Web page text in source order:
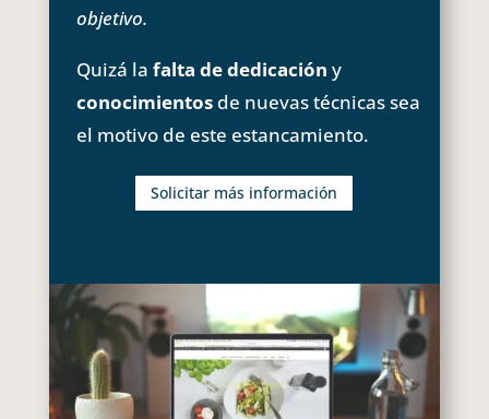
objetivo.
Quizá la falta de dedicación y
conocimientosde nuevas técnicas sea
el motivo de este estancamiento.
Solicitar más información